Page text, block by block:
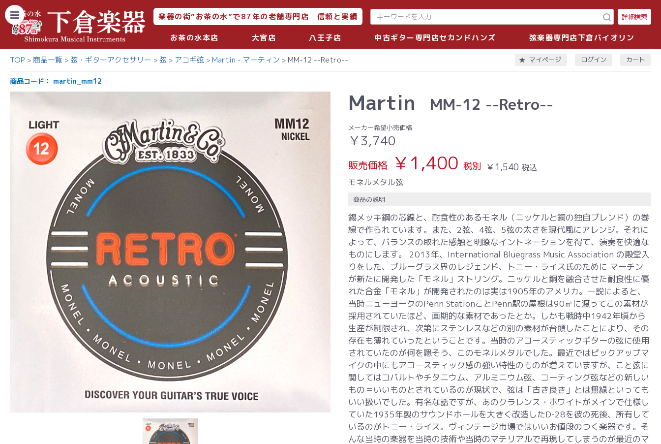
楽器の街”お茶の水”で87年の老舗専門店 信頼と実績 詳細検索
お茶の水本店 大宮店 八王子店 中古ギター専門店セカンドハンズ 弦楽器専門店下倉バイオリン
TOP 商品一覧 弦・ギターアクセサリー 弦 アコギ弦 Martin - マーティン MM-12 --Retro-- マイページ ログイン カート
商品コード： martin_mm12
Martin MM-12 --Retro--
モネルメタル弦
メーカー希望小売価格
￥3,740
販売価格 ￥1,400 税別 ￥1,540 税込
商品の説明
錫メッキ鋼の芯線と、耐食性のあるモネル（ニッケルと銅の独自ブレンド）の巻
線で作られています。また、2弦、4弦、5弦の太さを現代風にアレンジ。それに
よって、バランスの取れた感触と明瞭なイントネーションを得て、演奏を快適な
ものにします。 2013年、International Bluegrass Music Association の殿堂入
りをした、ブルーグラス界のレジェンド、トニー・ライス氏のために マーチン
が新たに開発した「モネル」ストリング。ニッケルと銅を融合させた耐食性に優
れた合金「モネル」が開発されたのは実は1905年のアメリカ。一説によると、
当時ニューヨークのPenn StationことPenn駅の屋根は90㎡に渡ってこの素材が
採用されていたほど、画期的な素材であったとか。しかも戦時中1942年頃から
生産が制限され、次第にステンレスなどの別の素材が台頭したことにより、その
存在も薄れていったということです。当時のアコースティックギターの弦に使用
されていたのが何を隠そう、このモネルメタルでした。最近ではピックアップマ
イクの中にもアコースティック感の強い特性のものが増えていますが、こと弦に
関してはコバルトやチタニウム、アルミニウム弦、コーティング弦などの新しい
もの＝いいものとされているのが現状で、弦は「古き良き」とは無縁といっても
いい扱いでした。有名な話ですが、あのクラレンス・ホワイトがメインで仕様し
ていた1935年製のサウンドホールを大きく改造したD-28を彼の死後、所有して
いるのがトニー・ライス。ヴィンテージ市場ではいいお値段のつく楽器です。そ
んな当時の楽器を当時の技術や当時のマテリアルで再現してしまうのが最近のマ